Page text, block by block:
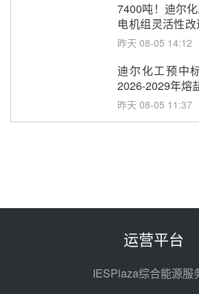
7400吨！迪尔
电机组灵活性
采购合同
昨天 08-05 14:12
迪尔化工预中
2026-2029年熔
昨天 08-05 11:37
规模化助力构
架协议项目中标
运营平台
IESPlaza综合能源服